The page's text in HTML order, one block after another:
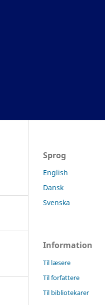
Sprog
English
Dansk
Svenska
Information
Til læsere
Til forfattere
Til bibliotekarer